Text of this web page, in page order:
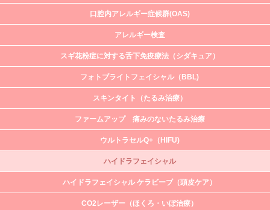
口腔内アレルギー症候群(OAS)
アレルギー検査
スギ花粉症に対する舌下免疫療法（シダキュア）
フォトブライトフェイシャル（BBL)
スキンタイト（たるみ治療）
ファームアップ 痛みのないたるみ治療
ウルトラセルQ+（HIFU)
ハイドラフェイシャル
ハイドラフェイシャル ケラビーブ（頭皮ケア）
CO2レーザー（ほくろ・いぼ治療）